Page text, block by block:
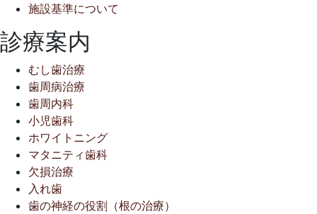
施設基準について
診療案内
むし歯治療
歯周病治療
歯周内科
小児歯科
ホワイトニング
マタニティ歯科
欠損治療
入れ歯
歯の神経の役割（根の治療）